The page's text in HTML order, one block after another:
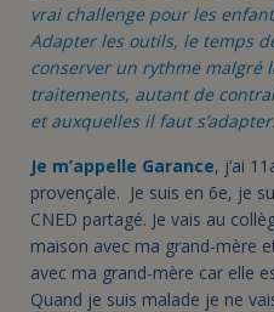
vrai challenge pour les
Adapter les outils, le temps
conserver un rythme malgré
traitements, autant de
et auxquelles il faut s’adapter.
Je m’appelle Garance, j’ai
provençale. Je suis en 6e, je
CNED partagé. Je vais au
maison avec ma grand-mère
avec ma grand-mère car elle
Quand je suis malade je ne